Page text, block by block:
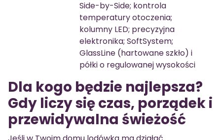
Side-by-Side; kontrola
temperatury otoczenia;
kolumny LED; precyzyjna
elektronika; SoftSystem;
GlassLine (hartowane szkło) i
półki o regulowanej wysokości
Dla kogo będzie najlepsza?
Gdy liczy się czas, porządek i
przewidywalna świeżość